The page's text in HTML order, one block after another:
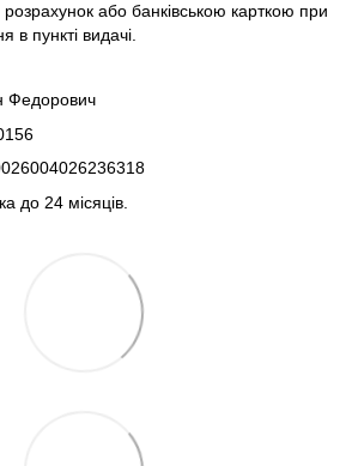
або банківською карткою при
в пункті видачі.
Федорович
до 24 місяців.